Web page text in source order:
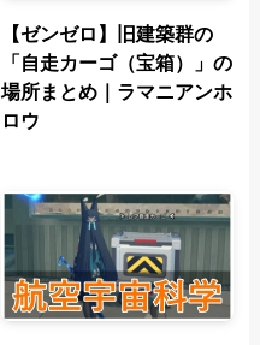
【ゼンゼロ】旧建築群の
「自走カーゴ（宝箱）」の
場所まとめ｜ラマニアンホ
ロウ